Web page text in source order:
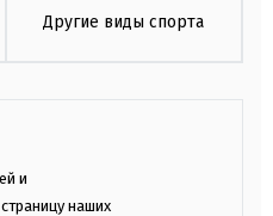
Другие виды спорта
и
наших